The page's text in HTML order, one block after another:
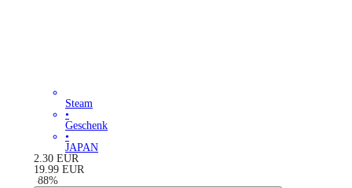
Steam
•
Geschenk
•
JAPAN
2.30 EUR
19.99 EUR
-88%